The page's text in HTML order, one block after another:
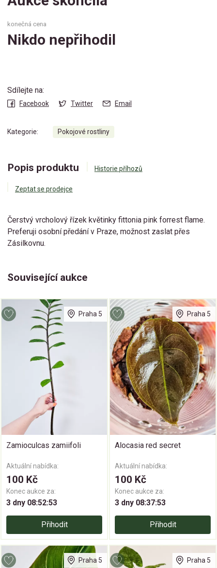
konečná cena
Nikdo nepřihodil
Sdílejte na:
Facebook Twitter Email
Kategorie: Pokojové rostliny
Popis produktu Historie příhozů
Zeptat se prodejce
Čerstvý vrcholový řízek květinky fittonia pink forrest flame.
Preferuji osobní předání v Praze, možnost zaslat přes
Zásilkovnu.
Související aukce
Praha 5
Zamioculcas zamiifoli
Aktuální nabídka:
100 Kč
Konec aukce za:
3 dny 08:52:52
Přihodit
Praha 5
Alocasia red secret
Aktuální nabídka:
100 Kč
Konec aukce za:
3 dny 08:37:52
Přihodit
Praha 5 Praha 5